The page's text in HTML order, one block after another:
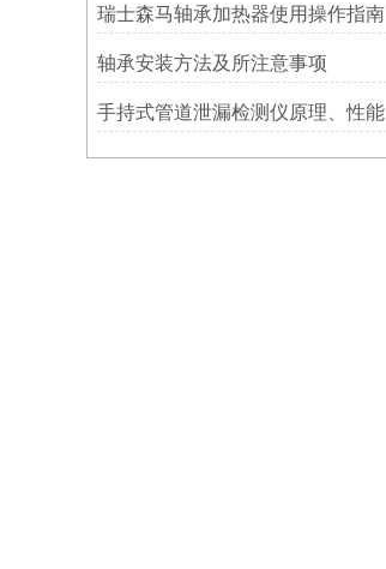
瑞士森马轴承加热器使用操作指南
轴承安装方法及所注意事项
手持式管道泄漏检测仪原理、性能